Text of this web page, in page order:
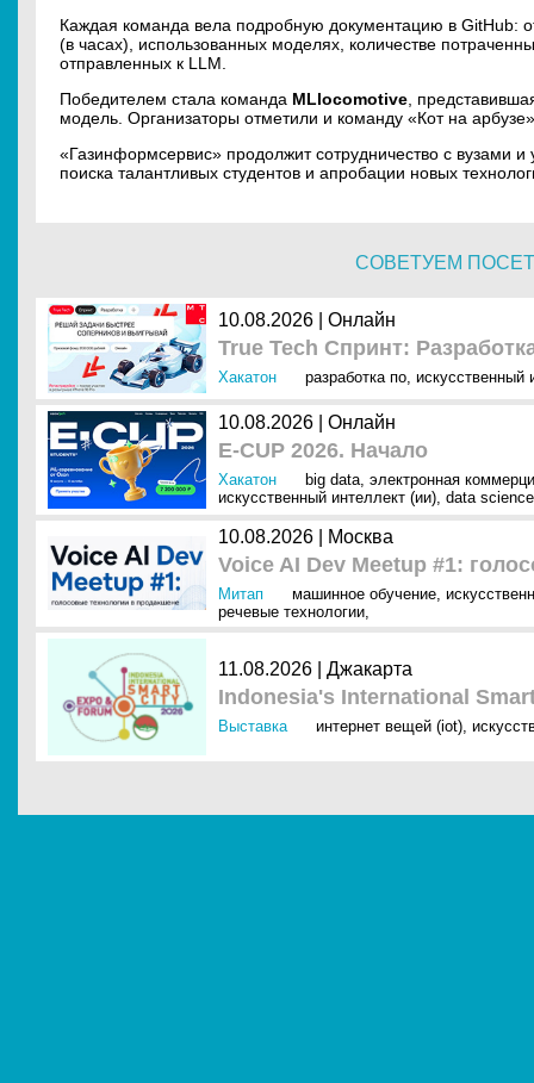
Каждая команда вела подробную документацию в GitHub:
(в часах), использованных моделях, количестве
отправленных к LLM.
Победителем стала команда MLlocomotive ,
модель. Организаторы отметили и команду «Кот на
«Газинформсервис» продолжит сотрудничество с вузами
поиска талантливых студентов и апробации новых
СОВЕТУЕМ
10.08.2026 | Онлайн
True Tech Спринт:
Хакатон разработка по, искусственный
10.08.2026 | Онлайн
E-CUP 2026. Начало
Хакатон big data, электронная
искусственный интеллект (ии), data science
10.08.2026 | Москва
Voice AI Dev Meetup #1:
Митап машинное обучение,
речевые технологии,
11.08.2026 | Джакарта
Indonesia's International
Выставка интернет вещей (iot),